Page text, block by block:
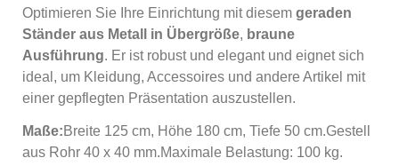
Optimieren Sie Ihre Einrichtung mit diesem geraden
Ständer aus Metall in Übergröße, braune
Ausführung. Er ist robust und elegant und eignet sich
ideal, um Kleidung, Accessoires und andere Artikel mit
einer gepflegten Präsentation auszustellen.
Maße:Breite 125 cm, Höhe 180 cm, Tiefe 50 cm.Gestell
aus Rohr 40 x 40 mm.Maximale Belastung: 100 kg.